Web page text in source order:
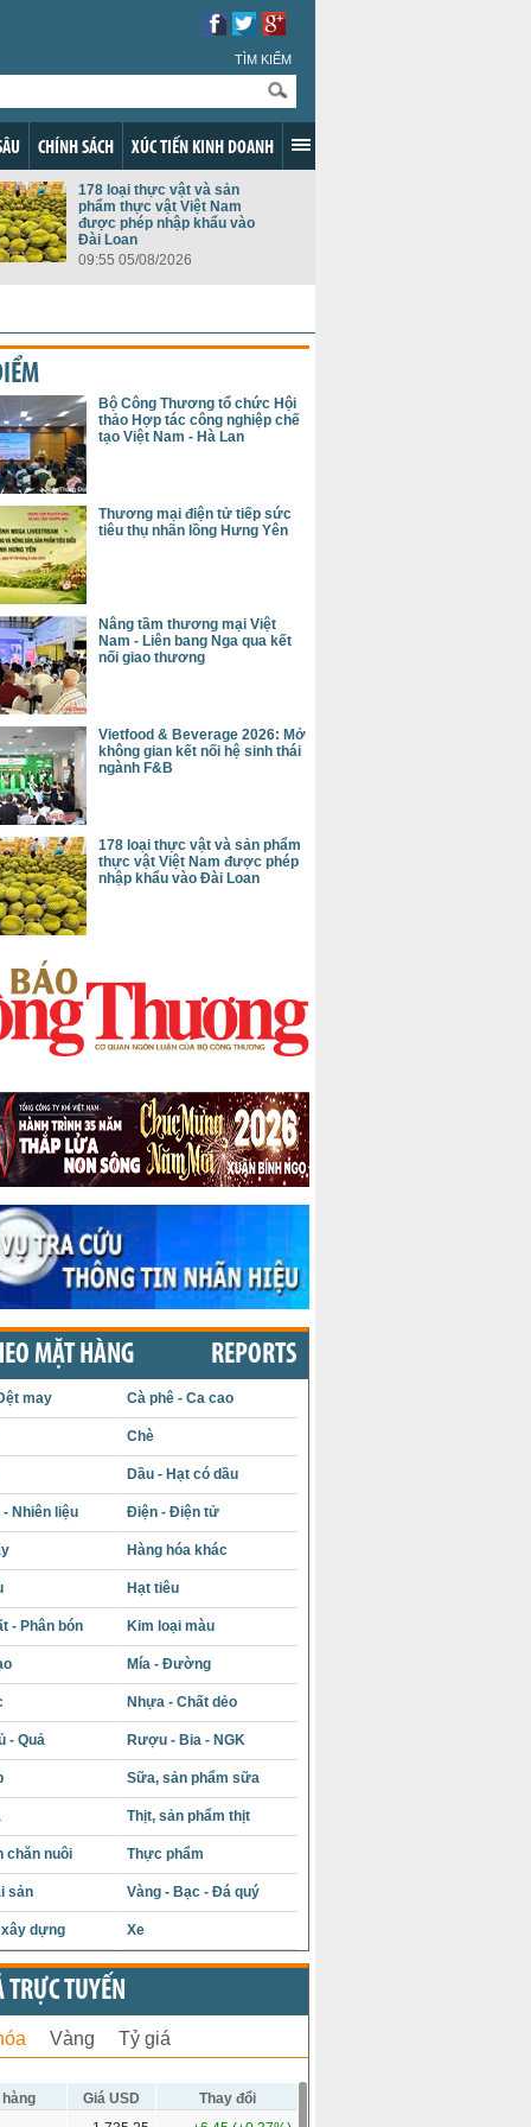
TÌM KIẾM
CHÍNH SÁCH XÚC TIẾN KINH DOANH
178 loại thực vật và sản
phẩm thực vật Việt Nam
được phép nhập khẩu vào
Đài Loan
09:55 05/08/2026
Bộ Công Thương tổ chức Hội
thảo Hợp tác công nghiệp chế
tạo Việt Nam - Hà Lan
Thương mại điện tử tiếp sức
tiêu thụ nhãn lồng Hưng Yên
Nâng tầm thương mại Việt
Nam - Liên bang Nga qua kết
nối giao thương
Vietfood & Beverage 2026: Mở
không gian kết nối hệ sinh thái
ngành F&B
178 loại thực vật và sản phẩm
thực vật Việt Nam được phép
nhập khẩu vào Đài Loan
MẶT HÀNG REPORTS
may Cà phê - Ca cao
Chè
Dầu - Hạt có dầu
- Nhiên liệu Điện - Điện tử
Hàng hóa khác
Hạt tiêu
- Phân bón Kim loại màu
Mía - Đường
Nhựa - Chất dẻo
- Quả Rượu - Bia - NGK
Sữa, sản phẩm sữa
Thịt, sản phẩm thịt
chăn nuôi Thực phẩm
sản Vàng - Bạc - Đá quý
dựng Xe
TRỰC TUYẾN
Vàng Tỷ giá
Giá USD
Thay đổi